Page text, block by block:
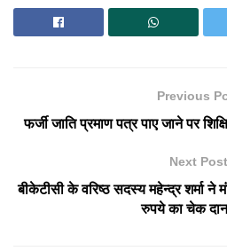
Previous
फर्जी जाति प्रमाण पत्र पाए जाने पर
Next Post
बीकेटीसी के वरिष्ठ सदस्य महेन्द्र शर्मा ने
रुपये का चेक दान